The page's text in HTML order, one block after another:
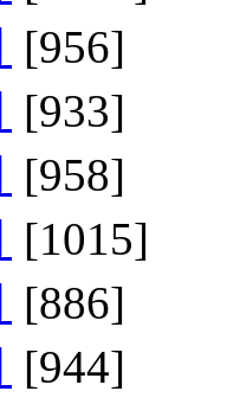
[956]
[933]
[958]
[1015]
[886]
[944]